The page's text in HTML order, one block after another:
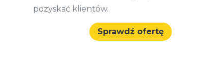
pozyskać klientów.
Sprawdź ofertę